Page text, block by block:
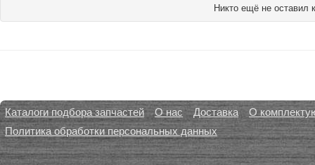
Никто ещё не оставил
Каталоги подбора запчастей О нас Доставка
О
Политика обработки персональных данных